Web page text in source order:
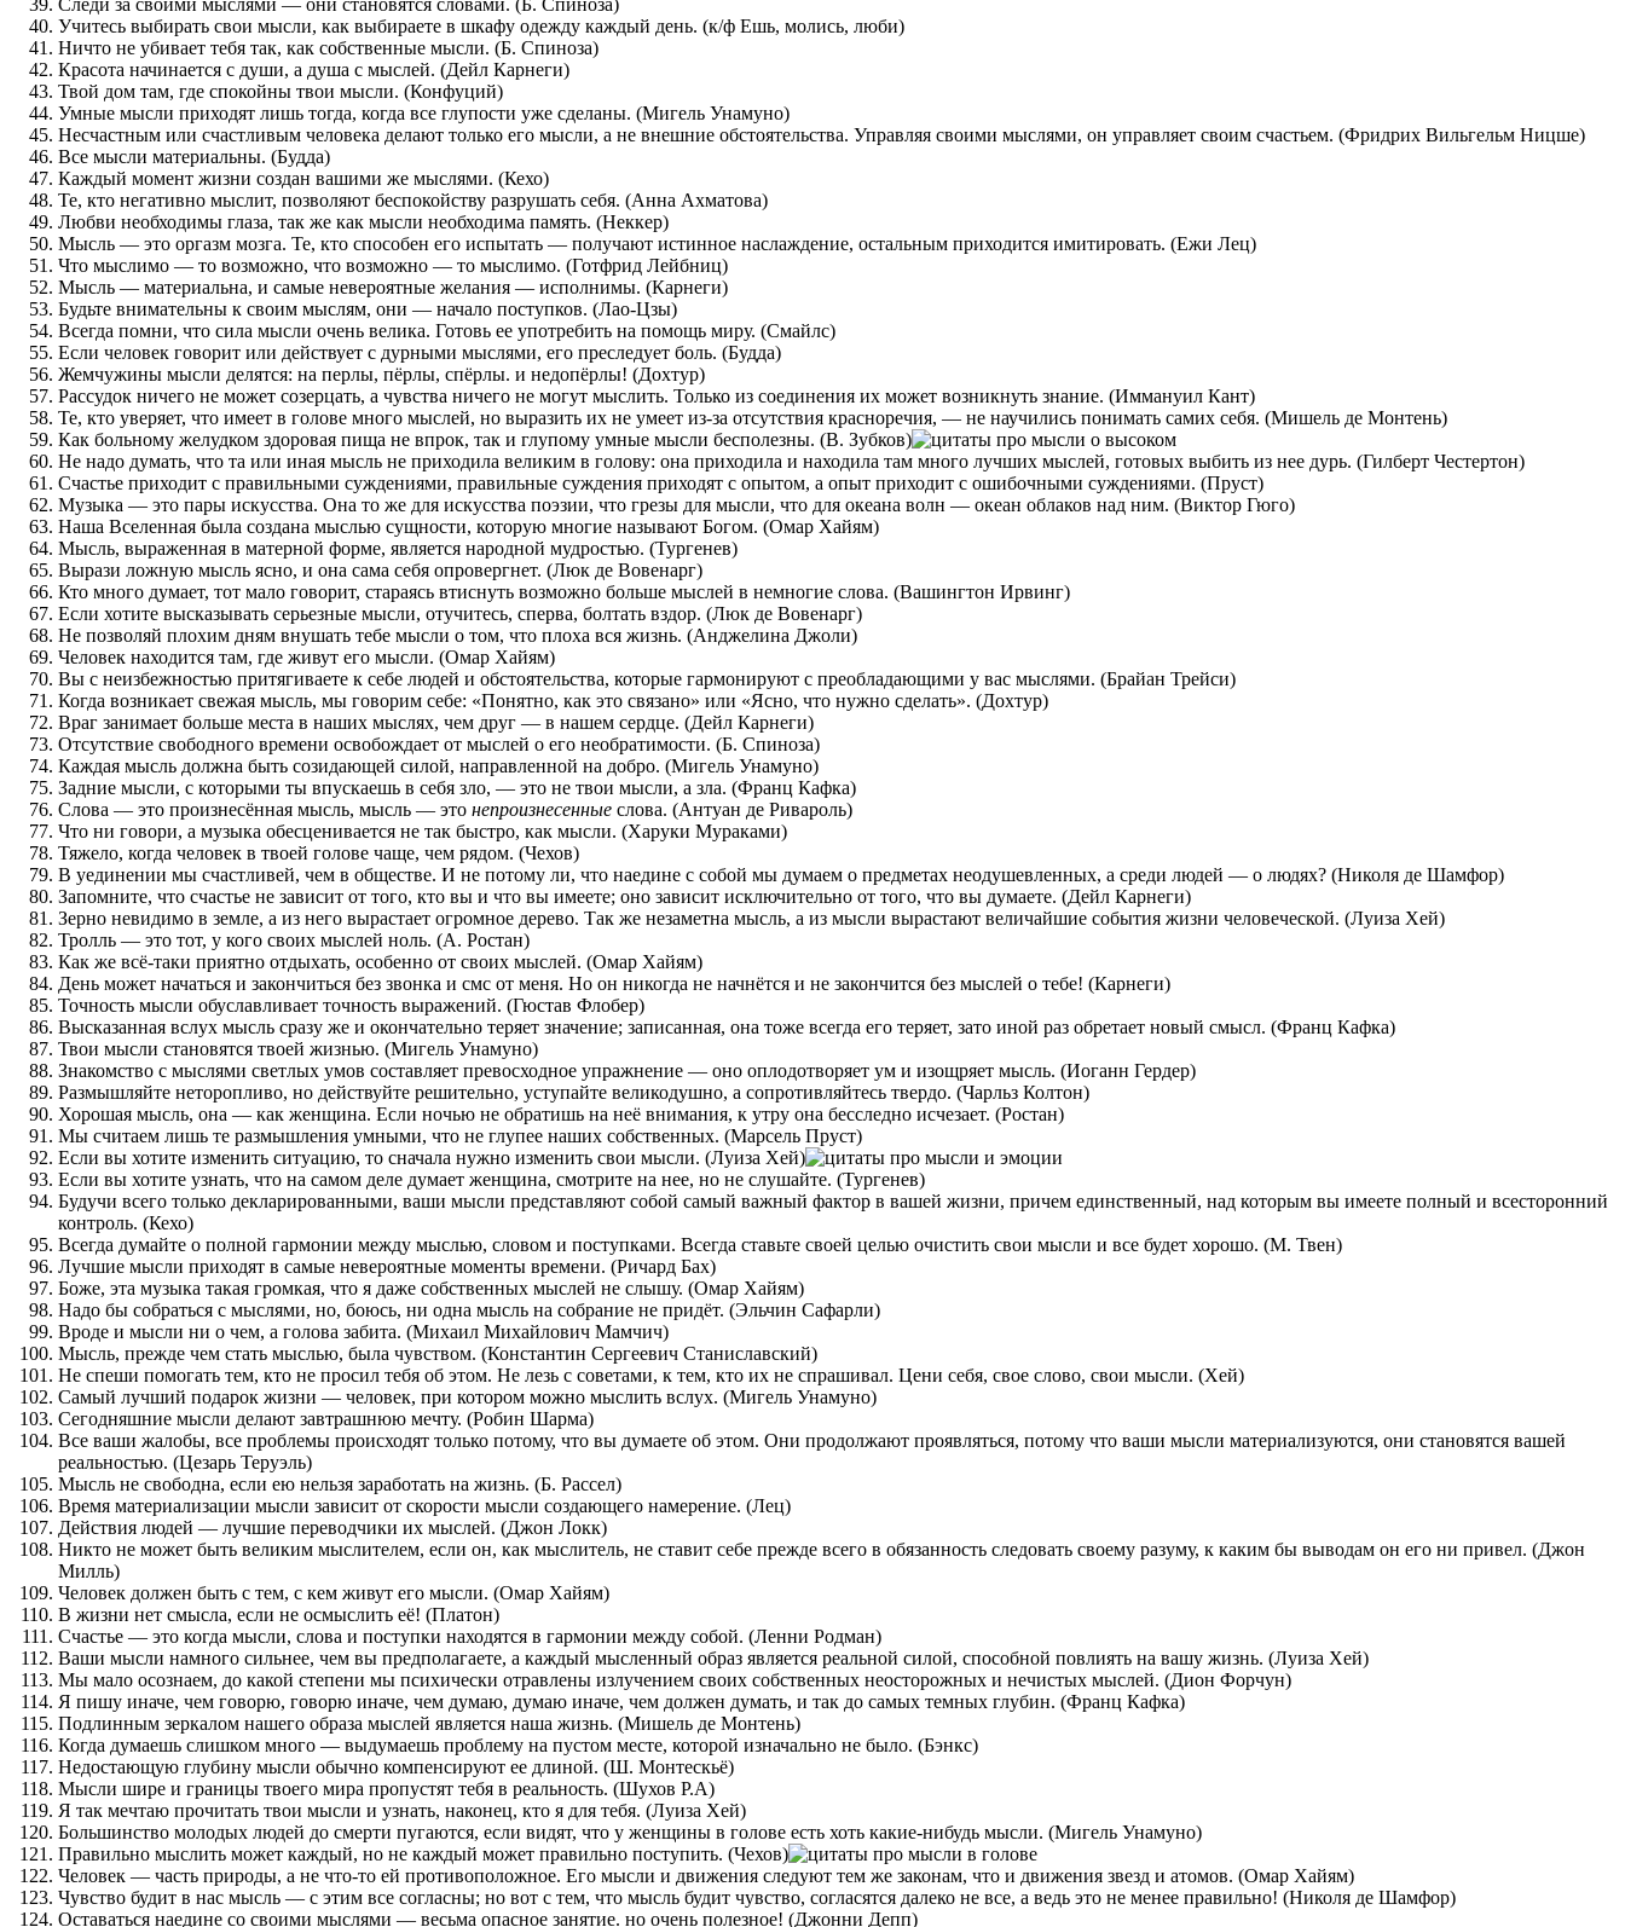
Следи за своими мыслями — они становятся словами. (Б. Спиноза)
Учитесь выбирать свои мысли, как выбираете в шкафу одежду каждый день. (к/ф Ешь, молись, люби)
Ничто не убивает тебя так, как собственные мысли. (Б. Спиноза)
Красота начинается с души, а душа с мыслей. (Дейл Карнеги)
Твой дом там, где спокойны твои мысли. (Конфуций)
Умные мысли приходят лишь тогда, когда все глупости уже сделаны. (Мигель Унамуно)
Несчастным или счастливым человека делают только его мысли, а не внешние обстоятельства. Управляя своими мыслями, он управляет своим счастьем. (Фридрих Вильгельм Ницше)
Все мысли материальны. (Будда)
Каждый момент жизни создан вашими же мыслями. (Кехо)
Те, кто негативно мыслит, позволяют беспокойству разрушать себя. (Анна Ахматова)
Любви необходимы глаза, так же как мысли необходима память. (Неккер)
Мысль — это оргазм мозга. Те, кто способен его испытать — получают истинное наслаждение, остальным приходится имитировать. (Ежи Лец)
Что мыслимо — то возможно, что возможно — то мыслимо. (Готфрид Лейбниц)
Мысль — материальна, и самые невероятные желания — исполнимы. (Карнеги)
Будьте внимательны к своим мыслям, они — начало поступков. (Лао-Цзы)
Всегда помни, что сила мысли очень велика. Готовь ее употребить на помощь миру. (Смайлс)
Если человек говорит или действует с дурными мыслями, его преследует боль. (Будда)
Жемчужины мысли делятся: на перлы, пёрлы, спёрлы. и недопёрлы! (Дохтур)
Рассудок ничего не может созерцать, а чувства ничего не могут мыслить. Только из соединения их может возникнуть знание. (Иммануил Кант)
Те, кто уверяет, что имеет в голове много мыслей, но выразить их не умеет из-за отсутствия красноречия, — не научились понимать самих себя. (Мишель де Монтень)
Как больному желудком здоровая пища не впрок, так и глупому умные мысли бесполезны. (В. Зубков)
Не надо думать, что та или иная мысль не приходила великим в голову: она приходила и находила там много лучших мыслей, готовых выбить из нее дурь. (Гилберт Честертон)
Счастье приходит с правильными суждениями, правильные суждения приходят с опытом, а опыт приходит с ошибочными суждениями. (Пруст)
Музыка — это пары искусства. Она то же для искусства поэзии, что грезы для мысли, что для океана волн — океан облаков над ним. (Виктор Гюго)
Наша Вселенная была создана мыслью сущности, которую многие называют Богом. (Омар Хайям)
Мысль, выраженная в матерной форме, является народной мудростью. (Тургенев)
Вырази ложную мысль ясно, и она сама себя опровергнет. (Люк де Вовенарг)
Кто много думает, тот мало говорит, стараясь втиснуть возможно больше мыслей в немногие слова. (Вашингтон Ирвинг)
Если хотите высказывать серьезные мысли, отучитесь, сперва, болтать вздор. (Люк де Вовенарг)
Не позволяй плохим дням внушать тебе мысли о том, что плоха вся жизнь. (Анджелина Джоли)
Человек находится там, где живут его мысли. (Омар Хайям)
Вы с неизбежностью притягиваете к себе людей и обстоятельства, которые гармонируют с преобладающими у вас мыслями. (Брайан Трейси)
Когда возникает свежая мысль, мы говорим себе: «Понятно, как это связано» или «Ясно, что нужно сделать». (Дохтур)
Враг занимает больше места в наших мыслях, чем друг — в нашем сердце. (Дейл Карнеги)
Отсутствие свободного времени освобождает от мыслей о его необратимости. (Б. Спиноза)
Каждая мысль должна быть созидающей силой, направленной на добро. (Мигель Унамуно)
Задние мысли, с которыми ты впускаешь в себя зло, — это не твои мысли, а зла. (Франц Кафка)
Слова — это произнесённая мысль, мысль — это непроизнесенные слова. (Антуан де Ривароль)
Что ни говори, а музыка обесценивается не так быстро, как мысли. (Харуки Мураками)
Тяжело, когда человек в твоей голове чаще, чем рядом. (Чехов)
В уединении мы счастливей, чем в обществе. И не потому ли, что наедине с собой мы думаем о предметах неодушевленных, а среди людей — о людях? (Николя де Шамфор)
Запомните, что счастье не зависит от того, кто вы и что вы имеете; оно зависит исключительно от того, что вы думаете. (Дейл Карнеги)
Зерно невидимо в земле, а из него вырастает огромное дерево. Так же незаметна мысль, а из мысли вырастают величайшие события жизни человеческой. (Луиза Хей)
Тролль — это тот, у кого своих мыслей ноль. (А. Ростан)
Как же всё-таки приятно отдыхать, особенно от своих мыслей. (Омар Хайям)
День может начаться и закончиться без звонка и смс от меня. Но он никогда не начнётся и не закончится без мыслей о тебе! (Карнеги)
Точность мысли обуславливает точность выражений. (Гюстав Флобер)
Высказанная вслух мысль сразу же и окончательно теряет значение; записанная, она тоже всегда его теряет, зато иной раз обретает новый смысл. (Франц Кафка)
Твои мысли становятся твоей жизнью. (Мигель Унамуно)
Знакомство с мыслями светлых умов составляет превосходное упражнение — оно оплодотворяет ум и изощряет мысль. (Иоганн Гердер)
Размышляйте неторопливо, но действуйте решительно, уступайте великодушно, а сопротивляйтесь твердо. (Чарльз Колтон)
Хорошая мысль, она — как женщина. Если ночью не обратишь на неё внимания, к утру она бесследно исчезает. (Ростан)
Мы считаем лишь те размышления умными, что не глупее наших собственных. (Марсель Пруст)
Если вы хотите изменить ситуацию, то сначала нужно изменить свои мысли. (Луиза Хей)
Если вы хотите узнать, что на самом деле думает женщина, смотрите на нее, но не слушайте. (Тургенев)
Будучи всего только декларированными, ваши мысли представляют собой самый важный фактор в вашей жизни, причем единственный, над которым вы имеете полный и всесторонний
контроль. (Кехо)
Всегда думайте о полной гармонии между мыслью, словом и поступками. Всегда ставьте своей целью очистить свои мысли и все будет хорошо. (М. Твен)
Лучшие мысли приходят в самые невероятные моменты времени. (Ричард Бах)
Боже, эта музыка такая громкая, что я даже собственных мыслей не слышу. (Омар Хайям)
Надо бы собраться с мыслями, но, боюсь, ни одна мысль на собрание не придёт. (Эльчин Сафарли)
Вроде и мысли ни о чем, а голова забита. (Михаил Михайлович Мамчич)
Мысль, прежде чем стать мыслью, была чувством. (Константин Сергеевич Станиславский)
Не спеши помогать тем, кто не просил тебя об этом. Не лезь с советами, к тем, кто их не спрашивал. Цени себя, свое слово, свои мысли. (Хей)
Самый лучший подарок жизни — человек, при котором можно мыслить вслух. (Мигель Унамуно)
Сегодняшние мысли делают завтрашнюю мечту. (Робин Шарма)
Все ваши жалобы, все проблемы происходят только потому, что вы думаете об этом. Они продолжают проявляться, потому что ваши мысли материализуются, они становятся вашей
реальностью. (Цезарь Теруэль)
Мысль не свободна, если ею нельзя заработать на жизнь. (Б. Рассел)
Время материализации мысли зависит от скорости мысли создающего намерение. (Лец)
Действия людей — лучшие переводчики их мыслей. (Джон Локк)
Никто не может быть великим мыслителем, если он, как мыслитель, не ставит себе прежде всего в обязанность следовать своему разуму, к каким бы выводам он его ни привел. (Джон
Милль)
Человек должен быть с тем, с кем живут его мысли. (Омар Хайям)
В жизни нет смысла, если не осмыслить её! (Платон)
Счастье — это когда мысли, слова и поступки находятся в гармонии между собой. (Ленни Родман)
Ваши мысли намного сильнее, чем вы предполагаете, а каждый мысленный образ является реальной силой, способной повлиять на вашу жизнь. (Луиза Хей)
Мы мало осознаем, до какой степени мы психически отравлены излучением своих собственных неосторожных и нечистых мыслей. (Дион Форчун)
Я пишу иначе, чем говорю, говорю иначе, чем думаю, думаю иначе, чем должен думать, и так до самых темных глубин. (Франц Кафка)
Подлинным зеркалом нашего образа мыслей является наша жизнь. (Мишель де Монтень)
Когда думаешь слишком много — выдумаешь проблему на пустом месте, которой изначально не было. (Бэнкс)
Недостающую глубину мысли обычно компенсируют ее длиной. (Ш. Монтескьё)
Мысли шире и границы твоего мира пропустят тебя в реальность. (Шухов Р.А)
Я так мечтаю прочитать твои мысли и узнать, наконец, кто я для тебя. (Луиза Хей)
Большинство молодых людей до смерти пугаются, если видят, что у женщины в голове есть хоть какие-нибудь мысли. (Мигель Унамуно)
Правильно мыслить может каждый, но не каждый может правильно поступить. (Чехов)
Человек — часть природы, а не что-то ей противоположное. Его мысли и движения следуют тем же законам, что и движения звезд и атомов. (Омар Хайям)
Чувство будит в нас мысль — с этим все согласны; но вот с тем, что мысль будит чувство, согласятся далеко не все, а ведь это не менее правильно! (Николя де Шамфор)
Оставаться наедине со своими мыслями — весьма опасное занятие. но очень полезное! (Джонни Депп)